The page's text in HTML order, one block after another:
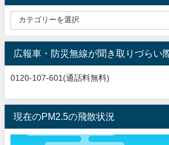
広報車・防災無線が聞き取りづらい
0120-107-601(通話料無料)
現在のPM2.5の飛散状況